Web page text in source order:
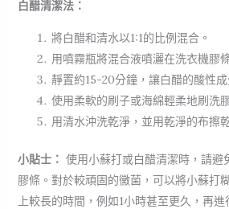
白醋清潔法：
將白醋和清水以1:1的比例混合。
用噴霧瓶將混合液噴灑在洗衣機膠
靜置約15-20分鐘，讓白醋的酸性成
使用柔軟的刷子或海綿輕柔地刷洗
用清水沖洗乾淨，並用乾淨的布擦
小貼士： 使用小蘇打或白醋清潔時，請避
膠條。對於較頑固的黴菌，可以將小蘇打
上較長的時間，例如1小時甚至更久，再